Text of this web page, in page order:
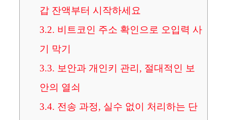
갑 잔액부터 시작하세요
3.2. 비트코인 주소 확인으로 오입력 사
기 막기
3.3. 보안과 개인키 관리, 절대적인 보
안의 열쇠
3.4. 전송 과정, 실수 없이 처리하는 단